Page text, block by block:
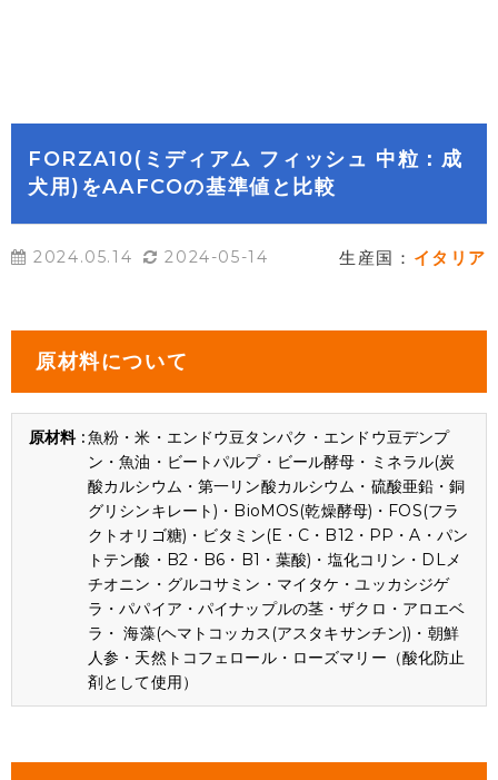
FORZA10(ミディアム フィッシュ 中粒：成
犬用)をAAFCOの基準値と比較
2024.05.14 2024-05-14 生産国： イタリア
原材料について
魚粉・米・エンドウ豆タンパク・エンドウ豆デンプ
ン・魚油・ビートパルプ・ビール酵母・ミネラル(炭
酸カルシウム・第一リン酸カルシウム・硫酸亜鉛・銅
グリシンキレート)・BioMOS(乾燥酵母)・FOS(フラ
クトオリゴ糖)・ビタミン(E・C・B12・PP・A・パン
トテン酸・B2・B6・B1・葉酸)・塩化コリン・DLメ
チオニン・グルコサミン・マイタケ・ユッカシジゲ
ラ・パパイア・パイナップルの茎・ザクロ・アロエベ
ラ・ 海藻(ヘマトコッカス(アスタキサンチン))・朝鮮
人参・天然トコフェロール・ローズマリー（酸化防止
剤として使用）